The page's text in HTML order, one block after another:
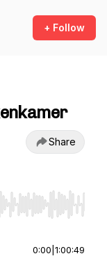
+ Follow
Share
End to jump
0:00 1:00:49